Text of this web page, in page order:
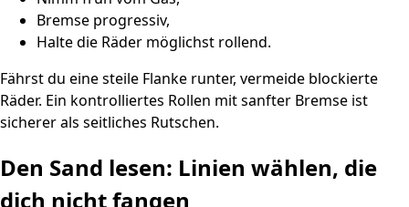
Bremse progressiv,
Halte die Räder möglichst rollend.
Fährst du eine steile Flanke runter, vermeide blockierte
Räder. Ein kontrolliertes Rollen mit sanfter Bremse ist
sicherer als seitliches Rutschen.
Den Sand lesen: Linien wählen, die
dich nicht fangen